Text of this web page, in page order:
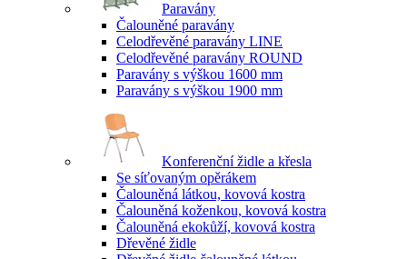
Paravány
Čalouněné paravány
Celodřevěné paravány LINE
Celodřevěné paravány ROUND
Paravány s výškou 1600 mm
Paravány s výškou 1900 mm
Konferenční židle a křesla
Se síťovaným opěrákem
Čalouněná látkou, kovová kostra
Čalouněná koženkou, kovová kostra
Čalouněná ekokůží, kovová kostra
Dřevěné židle